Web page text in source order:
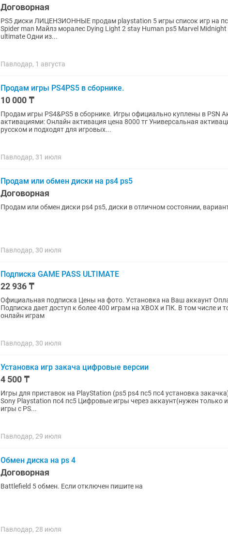
Договорная
PS5 диски ЛИЦЕНЗИОННЫЕ продам playstation 5 игры список игр на пс5: Spider man 2 ps5
Spider man Майлз моралес Dying Light 2 stay Human ps5 Marvel
ultimate Одни из...
Павлодар, 1 августа
Продам игры PS4PS5 в сборнике.
10 000 ₸
Продам игры PS4&PS5 в сборнике. Игры официально куплены в PSN Аккаунт продается
активациями: Онлайн активация цена 8000 тг Универсальная активация 10000 тг Игры на
русском и подходят для игровых...
Павлодар, 31 июля
Продам или обмен диски на ps4 ps5
Договорная
Продам или обмен диски ps4 ps5, диски в отличном состоянии,
Павлодар, 30 июля
Подписка GAME PASS ULTIMATE
22 936 ₸
Официальная подписка Цены на фото. Установка на Ваш аккаунт Оплата после проверки
Подписка дает доступ к более 400 играм на XBOX и ПК. В том числе и
онлайн играм
Павлодар, 30 июля
Установка игр закача цифровые версии
4 500 ₸
Игры для приставок на PlayStation (ps5 ps4 пс5 пс4 установка закачка) Игры для
Sony Playstation пс4 пс5 Цифровые игры через аккаунт(нужен только
игры с PS...
Павлодар, 29 июля
Обмен диска на ps 4
Договорная
Battlefield 5 обмен. Если отключен пишите на
Павлодар, 28 июля